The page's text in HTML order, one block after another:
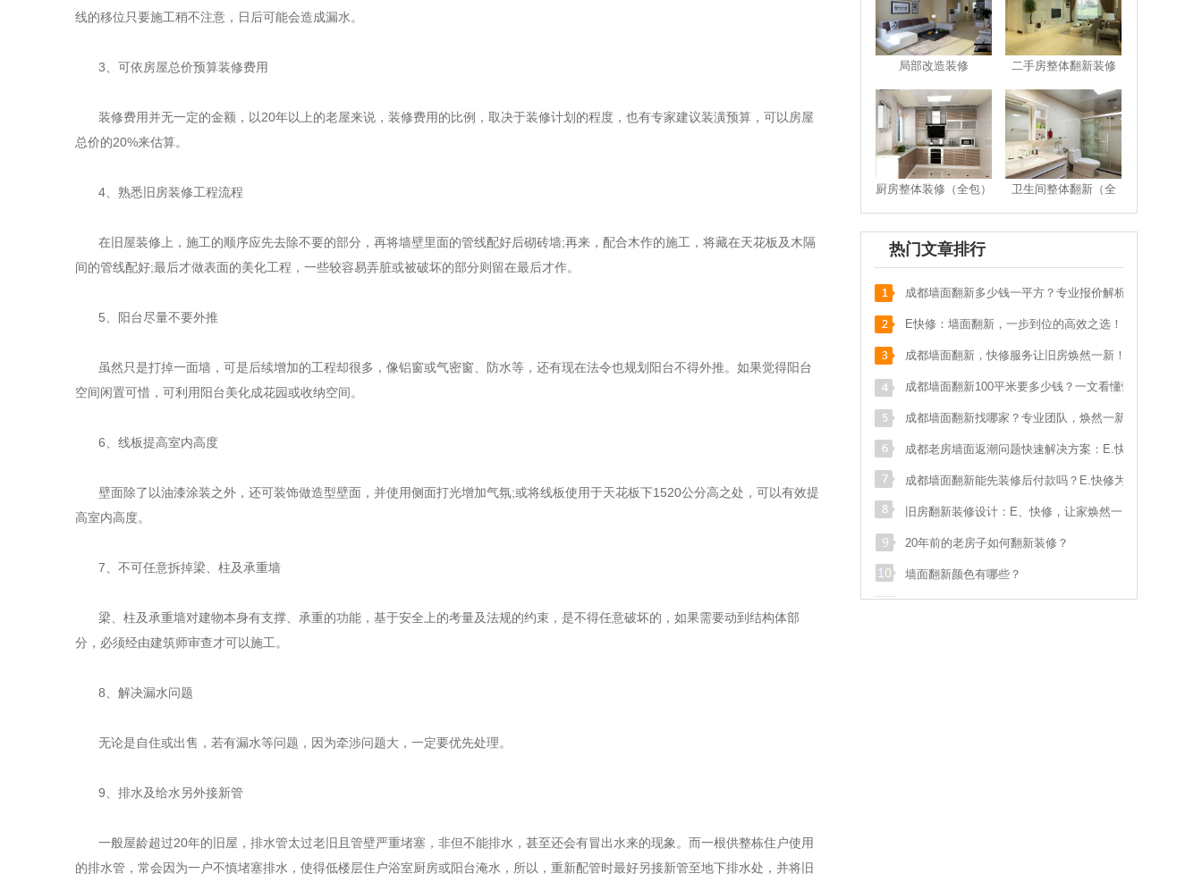
骆** 泡桐树街20号 186****533 预约成功
张** 汇融名城 181****895 预约成功
苟** 马鞍北路116号 136****178 预约成功
张** 武青路 133****587 预约成功
刘** 保利 151****017 预约成功
李** 奥克斯广场写字楼 152****219 预约成功
明** 天祥街蓝色港湾
李**
王** 长融街一代天骄 136****384 预约成功
t** test 123****911 预约成功
何** 四道街 189****651 预约成功
s** sdf 028****548 预约成功
袁** 双流航空港临港路和 138****070
魏** 御府花都 186****006
局部改造装修 二手房整体翻新装修
厨房整体装修（全包）
卫生间整体翻新（全
包）
热门文章排行
成都墙面翻新多少钱一平方？专业报价解析，
省钱又省心！
E快修：墙面翻新，一步到位的高效之选！
成都墙面翻新，快修服务让旧房焕然一新！
成都墙面翻新100平米要多少钱？一文看懂性
价比之王！
成都墙面翻新找哪家？专业团队，焕然一新的
家！
成都老房墙面返潮问题快速解决方案：E.快修
专业指南
成都墙面翻新能先装修后付款吗？E.快修为您
解答：专业、高效、无忧的墙面翻新解决方案
旧房翻新装修设计：E、快修，让家焕然一
新！
20年前的老房子如何翻新装修？
墙面翻新颜色有哪些？
线的移位只要施工稍不注意，日后可能会造成漏水。
3 、可依房屋总价预算装修费用
装修费用并无一定的金额，以20年以上的老屋来说，装修费用的比例，取决于装修计划的程度，也有专家建议装潢预算，可以房屋
总价的20%来估算。
4 、熟悉旧房装修工程流程
在旧屋装修上，施工的顺序应先去除不要的部分，再将墙壁里面的管线配好后砌砖墙;再来，配合木作的施工，将藏在天花板及木隔
间的管线配好;最后才做表面的美化工程，一些较容易弄脏或被破坏的部分则留在最后才作。
5 、阳台尽量不要外推
虽然只是打掉一面墙，可是后续增加的工程却很多，像铝窗或气密窗、防水等，还有现在法令也规划阳台不得外推。如果觉得阳台
空间闲置可惜，可利用阳台美化成花园或收纳空间。
6 、线板提高室内高度
壁面除了以油漆涂装之外，还可装饰做造型壁面，并使用侧面打光增加气氛;或将线板使用于天花板下1520公分高之处，可以有效提
高室内高度。
7 、不可任意拆掉梁、柱及承重墙
梁、柱及承重墙对建物本身有支撑、承重的功能，基于安全上的考量及法规的约束，是不得任意破坏的，如果需要动到结构体部
分，必须经由建筑师审查才可以施工。
8 、解决漏水问题
无论是自住或出售，若有漏水等问题，因为牵涉问题大，一定要优先处理。
9 、排水及给水另外接新管
一般屋龄超过20年的旧屋，排水管太过老旧且管壁严重堵塞，非但不能排水，甚至还会有冒出水来的现象。而一根供整栋住户使用
的排水管，常会因为一户不慎堵塞排水，使得低楼层住户浴室厨房或阳台淹水，所以，重新配管时最好另接新管至地下排水处，并将旧